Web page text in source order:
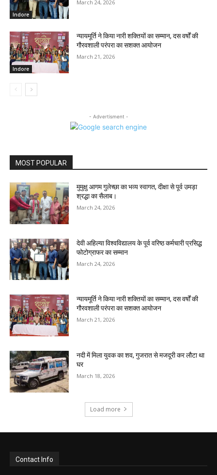
Indore
March 24, 2026
Indore
न्यायमूर्ति ने किया नारी शक्तियों का सम्मान, दस वर्षों की
गौरवशाली परंपरा का सशक्त आयोजन
March 21, 2026
- Advertisment -
MOST POPULAR
मुमुक्षु आगम गुलेच्छा का भव्य स्वागत, दीक्षा से पूर्व उमड़ा
श्रद्धा का सैलाब।
March 24, 2026
देवी अहिल्या विश्वविद्यालय के पूर्व वरिष्ठ कर्मचारी प्रसिद्ध
फोटोग्राफर का सम्मान
March 24, 2026
न्यायमूर्ति ने किया नारी शक्तियों का सम्मान, दस वर्षों की
गौरवशाली परंपरा का सशक्त आयोजन
March 21, 2026
नदी में मिला युवक का शव, गुजरात से मजदूरी कर लौटा था
घर
March 18, 2026
Load more
Contact Info